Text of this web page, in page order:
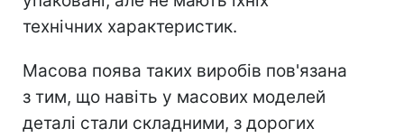
технічних характеристик.
Масова поява таких виробів пов'язана
з тим, що навіть у масових моделей
деталі стали складними, з дорогих